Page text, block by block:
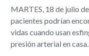
MARTES, 18 de julio
pacientes podrían
vidas cuando usan
presión arterial en casa.